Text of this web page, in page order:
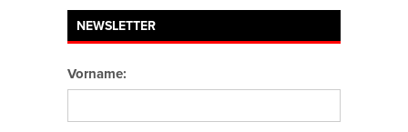
NEWSLETTER
Vorname: